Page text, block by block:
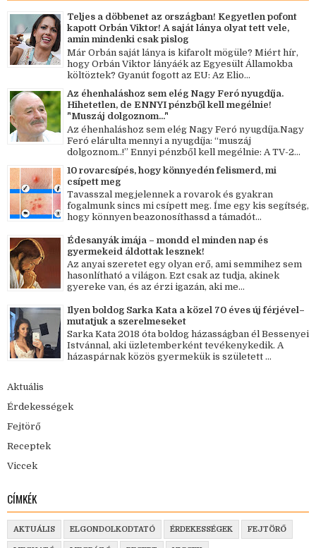
Teljes a döbbenet az országban! Kegyetlen pofont
kapott Orbán Viktor! A saját lánya olyat tett vele,
amin mindenki csak pislog
Már Orbán saját lánya is kifarolt mögüle? Miért hír,
hogy Orbán Viktor lányáék az Egyesült Államokba
költöztek? Gyanút fogott az EU: Az Elio...
Az éhenhaláshoz sem elég Nagy Feró nyugdíja.
Hihetetlen, de ENNYI pénzből kell megélnie!
"Muszáj dolgoznom..."
Az éhenhaláshoz sem elég Nagy Feró nyugdíja.Nagy
Feró elárulta mennyi a nyugdíja: “muszáj
dolgoznom..!” Ennyi pénzből kell megélnie: A TV-2...
10 rovarcsípés, hogy könnyedén felismerd, mi
csípett meg
Tavasszal megjelennek a rovarok és gyakran
fogalmunk sincs mi csípett meg. Íme egy kis segítség,
hogy könnyen beazonosíthassd a támadót...
Édesanyák imája – mondd el minden nap és
gyermekeid áldottak lesznek!
Az anyai szeretet egy olyan erő, ami semmihez sem
hasonlítható a világon. Ezt csak az tudja, akinek
gyereke van, és az érzi igazán, aki me...
Ilyen boldog Sarka Kata a közel 70 éves új férjével–
mutatjuk a szerelmeseket
Sarka Kata 2018 óta boldog házasságban él Bessenyei
Istvánnal, aki üzletemberként tevékenykedik. A
házaspárnak közös gyermekük is született ...
Aktuális
Érdekességek
Fejtörő
Receptek
Viccek
CÍMKÉK
AKTUÁLIS ELGONDOLKODTATÓ ÉRDEKESSÉGEK FEJTÖRŐ